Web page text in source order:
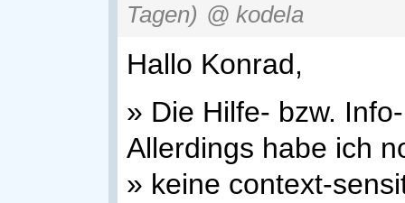
Tagen) @ kodela
Hallo Konrad,
» Die Hilfe- bzw.
Allerdings habe ich
» keine context-